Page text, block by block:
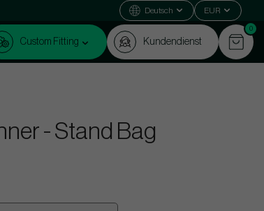
Deutsch EUR
Custom Fitting Kundendienst
0
- Stand Bag